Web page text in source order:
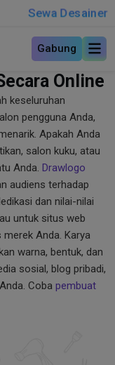
Sewa Desainer
Gabung
Online
keseluruhan
pengguna Anda,
Apakah Anda
salon kuku, atau
Anda. Drawlogo
audiens terhadap
dan nilai-nilai
untuk situs web
Anda. Karya
warna, bentuk, dan
sosial, blog pribadi,
Coba pembuat